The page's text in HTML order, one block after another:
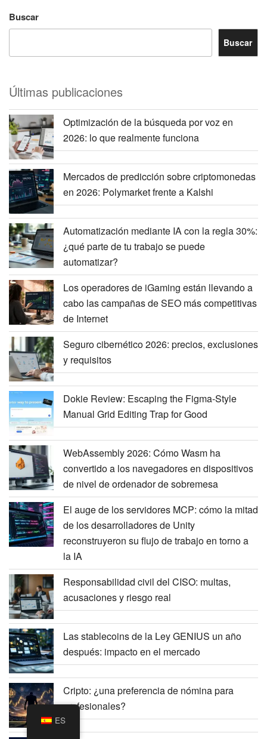
Buscar
Buscar
Últimas publicaciones
Optimización de la búsqueda por voz en
2026: lo que realmente funciona
Mercados de predicción sobre criptomonedas
en 2026: Polymarket frente a Kalshi
Automatización mediante IA con la regla 30%:
¿qué parte de tu trabajo se puede
automatizar?
Los operadores de iGaming están llevando a
cabo las campañas de SEO más competitivas
de Internet
Seguro cibernético 2026: precios, exclusiones
y requisitos
Dokie Review: Escaping the Figma-Style
Manual Grid Editing Trap for Good
WebAssembly 2026: Cómo Wasm ha
convertido a los navegadores en dispositivos
de nivel de ordenador de sobremesa
El auge de los servidores MCP: cómo la mitad
de los desarrolladores de Unity
reconstruyeron su flujo de trabajo en torno a
la IA
Responsabilidad civil del CISO: multas,
acusaciones y riesgo real
Las stablecoins de la Ley GENIUS un año
después: impacto en el mercado
Cripto: ¿una preferencia de nómina para
profesionales?
ES